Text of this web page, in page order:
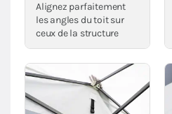
Alignez parfaitement
les angles du toit sur
ceux de la structure